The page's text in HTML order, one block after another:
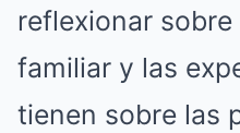
reflexionar
familiar y las
tienen sobre las